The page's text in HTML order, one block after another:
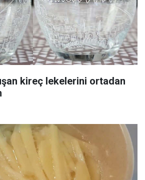
kireç lekelerini ortadan